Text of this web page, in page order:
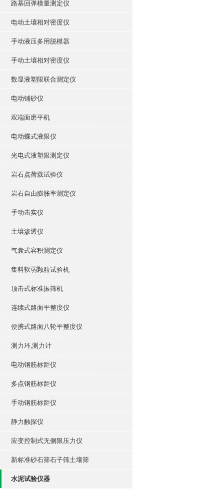
路基回弹模量测定仪
电动土壤相对密度仪
手动液压多用脱模器
手动土壤相对密度仪
数显液塑限联合测定仪
电动铺砂仪
双端面磨平机
电动蝶式液限仪
光电式液塑限测定仪
岩石点荷载试验仪
岩石自由膨胀率测定仪
手动击实仪
土壤渗透仪
气囊式容积测定仪
集料软弱颗粒试验机
顶击式标准振筛机
连续式路面平整度仪
便携式路面八轮平整度仪
测力环,测力计
电动钢筋标距仪
多点钢筋标距仪
手动钢筋标距仪
静力触探仪
应变控制式无侧限压力仪
新标准砂石筛石子筛土壤筛
水泥试验仪器